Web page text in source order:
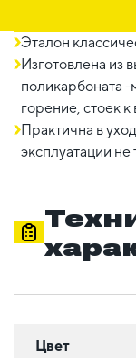
Эталон
Изготовлена из
поликарбоната
горение, стоек
Практична в
эксплуатации
Цвет